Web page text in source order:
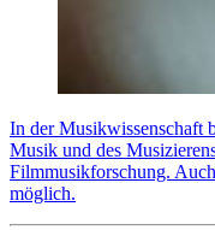
In der Musikwissenschaft
Musik und des
Filmmusikforschung.
möglich.